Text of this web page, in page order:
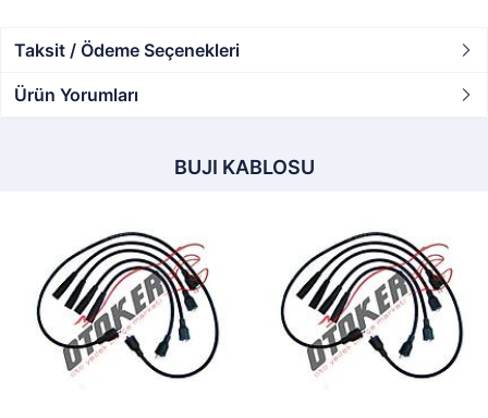
Taksit / Ödeme Seçenekleri
Ürün Yorumları
BUJI KABLOSU